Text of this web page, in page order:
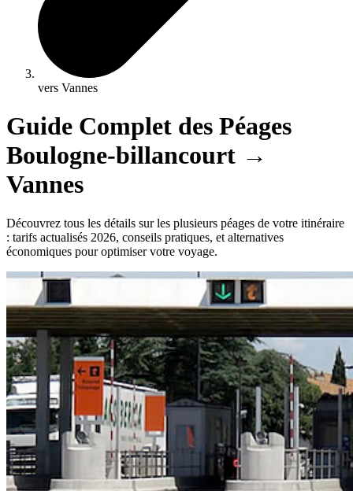
vers Vannes
Guide Complet des Péages
Boulogne-billancourt →
Vannes
Découvrez tous les détails sur les plusieurs péages de votre itinéraire
: tarifs actualisés 2026, conseils pratiques, et alternatives
économiques pour optimiser votre voyage.